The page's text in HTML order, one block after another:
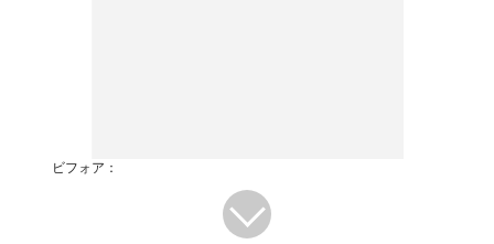
ビフォア：